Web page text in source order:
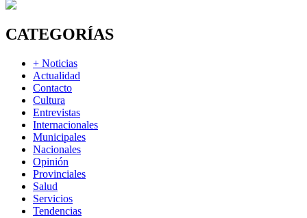
CATEGORÍAS
+ Noticias
Actualidad
Contacto
Cultura
Entrevistas
Internacionales
Municipales
Nacionales
Opinión
Provinciales
Salud
Servicios
Tendencias